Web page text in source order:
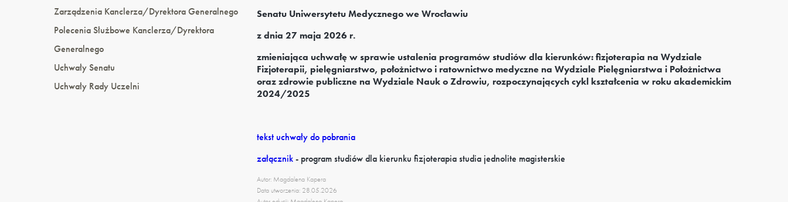
Zarządzenia Kanclerza/Dyrektora Generalnego
Polecenia Służbowe Kanclerza/Dyrektora
Generalnego
Uchwały Senatu
Uchwały Rady Uczelni
Senatu Uniwersytetu Medycznego we Wrocławiu
z dnia 27 maja 2026 r.
zmieniająca uchwałę w sprawie ustalenia programów studiów dla kierunków: fizjoterapia na Wydziale
Fizjoterapii, pielęgniarstwo, położnictwo i ratownictwo medyczne na Wydziale Pielęgniarstwa i Położnictwa
oraz zdrowie publiczne na Wydziale Nauk o Zdrowiu, rozpoczynających cykl kształcenia w roku akademickim
2024/2025
tekst uchwały do pobrania
załącznik- program studiów dla kierunku fizjoterapia studia jednolite magisterskie
Autor: Magdalena Kapera
Data utworzenia: 28.05.2026